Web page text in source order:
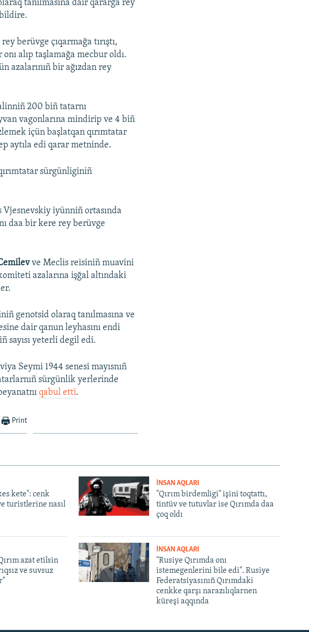
tanılmasına dair qararğa rey
berüvge çıqarmağa tırıştı,
alıp taşlamağa mecbur oldı.
azalarınıñ bir ağızdan rey
200 biñ tatarnı
vagonlarına mindirip ve 4 biñ
içün başlatqan qırımtatar
aytıla edi qarar metninde.
sürgünliginiñ
iyünniñ ortasında
daa bir kere rey berüvge
ve Meclis reisiniñ muavini
azalarına işğal altındaki
genotsid olaraq tanılmasına ve
dair qanun leyhasını endi
sayısı yeterli degil edi.
Seymi 1944 senesi mayısnıñ
sürgünlik yerlerinde
qabul etti.
Print
kete": cenk
turistlerine nasıl
İNSAN AQLARI
"Qırım birdemligi" işini toqtattı,
tintüv ve tutuvlar ise Qırımda daa
çoq oldı
azat etilsin
ve suvsuz
İNSAN AQLARI
"Rusiye Qırımda onı
istemegenlerini bile edi". Rusiye
Federatsiyasınıñ Qırımdaki
cenkke qarşı narazılıqlarnen
küreşi aqqında